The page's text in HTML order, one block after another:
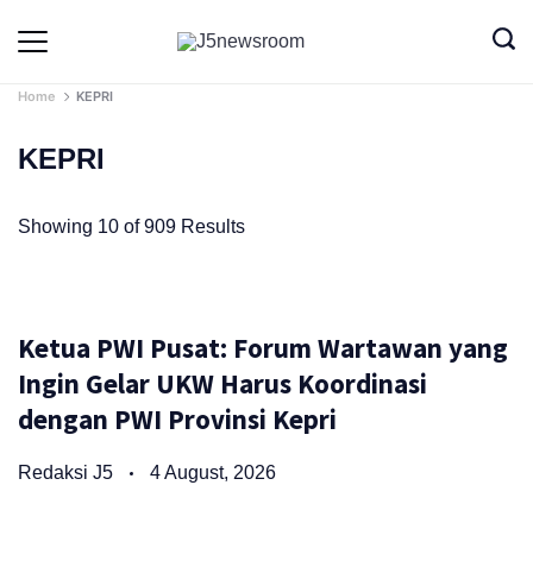
content
Home KEPRI
KEPRI
Showing 10 of 909 Results
Ketua PWI Pusat: Forum Wartawan yang
Ingin Gelar UKW Harus Koordinasi
dengan PWI Provinsi Kepri
Redaksi J5 4 August, 2026